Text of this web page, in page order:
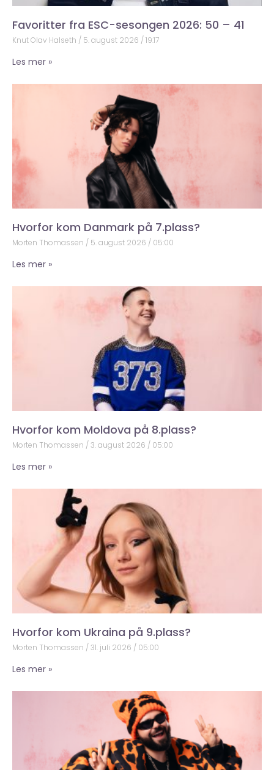
Favoritter fra ESC-sesongen 2026: 50 – 41
Knut Olav Halseth 5. august 2026 19:17
Les mer »
Hvorfor kom Danmark på 7.plass?
Morten Thomassen 5. august 2026 05:00
Les mer »
Hvorfor kom Moldova på 8.plass?
Morten Thomassen 3. august 2026 05:00
Les mer »
Hvorfor kom Ukraina på 9.plass?
Morten Thomassen 31. juli 2026 05:00
Les mer »